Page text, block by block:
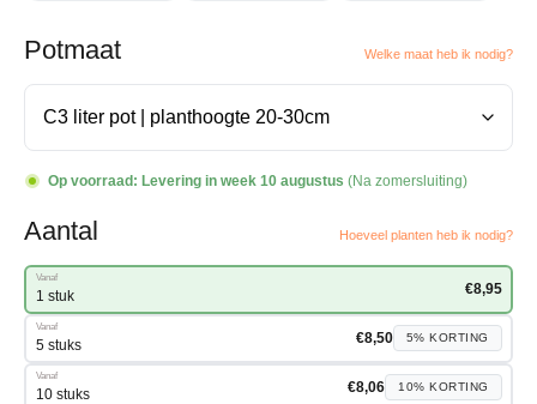
Potmaat Welke maat heb ik nodig?
Op voorraad: Levering in week 10 augustus (Na zomersluiting)
Aantal Hoeveel planten heb ik nodig?
Vanaf
1 stuk €8,95
Vanaf
5 stuks €8,50 5% KORTING
Vanaf
10 stuks €8,06 10% KORTING